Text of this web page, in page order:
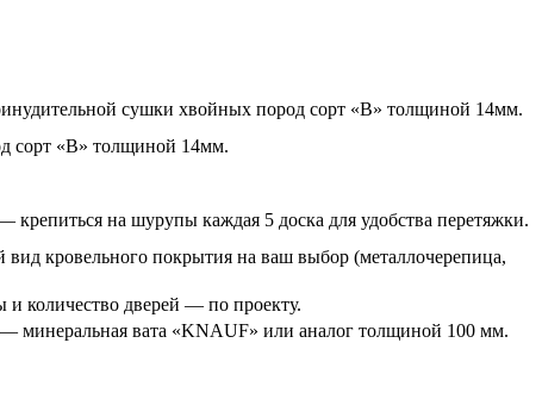
сушки хвойных пород сорт «В» толщиной 14мм.
сорт «В» толщиной 14мм.
на шурупы каждая 5 доска для удобства перетяжки.
кровельного покрытия на ваш выбор (металлочерепица,
количество дверей — по проекту.
минеральная вата «KNAUF» или аналог толщиной 100 мм.